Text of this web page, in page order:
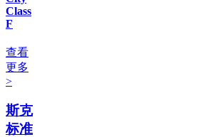
Class
F
查看
更多
>
斯克
标准